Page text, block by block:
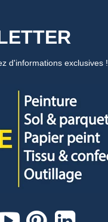
d'informations exclusives !